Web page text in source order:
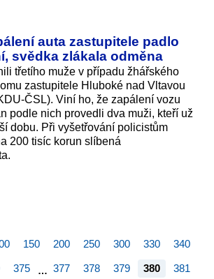
auta zastupitele padlo
svědka zlákala odměna
třetího muže v případu žhářského
zastupitele Hluboké nad Vltavou
ČSL). Viní ho, že zapálení vozu
podle nich provedli dva muži, kteří už
dobu. Při vyšetřování policistům
200 tisíc korun slíbená
150 200 250 300 330 340
375 … 377 378 379 380
381